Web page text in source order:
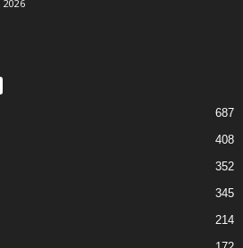
687
408
352
345
214